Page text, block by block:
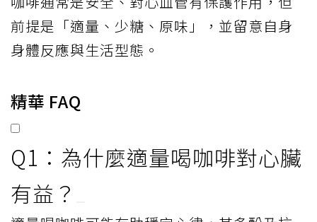
前提是「適量、少糖、原味」，並留意自身
身體反應與生活型態。
精華 FAQ
Q1：為什麼適量喝咖啡對心臟
有益？